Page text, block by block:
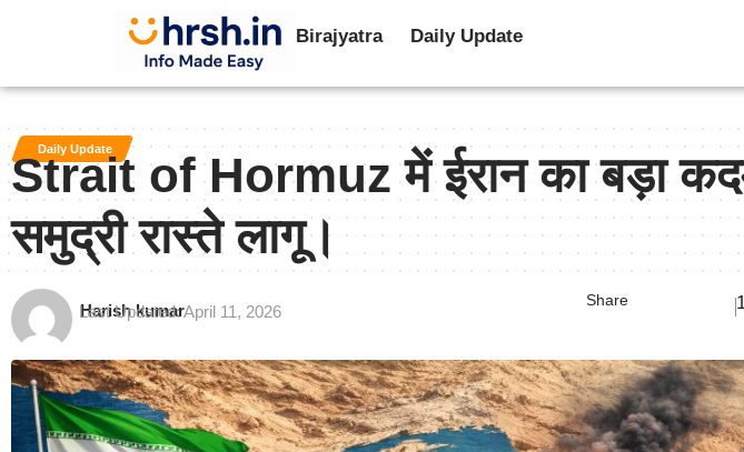
Birajyatra Daily Update
Daily Update
Strait of Hormuz में ईरान का बड़ा
समुद्री रास्ते लागू।
Harish kumar
Last Updated: April 11, 2026
Share